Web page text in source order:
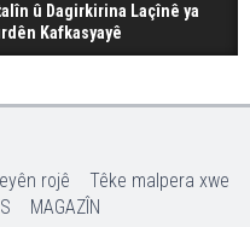
û Dagirkirina Laçînê ya
Kafkasyayê
rojê
Têke malpera xwe
MAGAZÎN